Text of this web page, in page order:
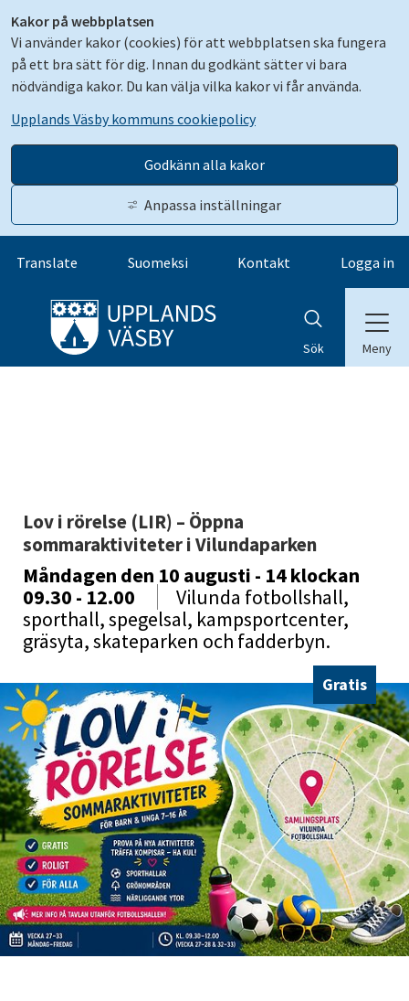
Kakor på webbplatsen
Vi använder kakor (cookies) för att webbplatsen ska fungera
på ett bra sätt för dig. Innan du godkänt sätter vi bara
nödvändiga kakor. Du kan välja vilka kakor vi får använda.
Upplands Väsby kommuns cookiepolicy
Godkänn alla kakor
Anpassa inställningar
Gå till innehåll
Translate Suomeksi Kontakt Logga in
Sök Meny
Lov i rörelse (LIR) – Öppna
sommaraktiviteter i Vilundaparken
Måndagen den 10 augusti - 14klockan
09.30 - 12.00
Vilunda fotbollshall,
sporthall, spegelsal, kampsportcenter,
gräsyta, skateparken och fadderbyn.
Gratis